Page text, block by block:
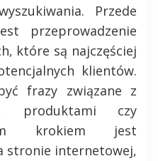
Przede
przeprowadzenie
które są najczęściej
klientów.
frazy związane z
produktami czy
krokiem jest
stronie internetowej,